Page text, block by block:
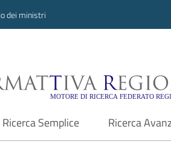
dei ministri
Regioni
Ricerca Semplice Ricerca